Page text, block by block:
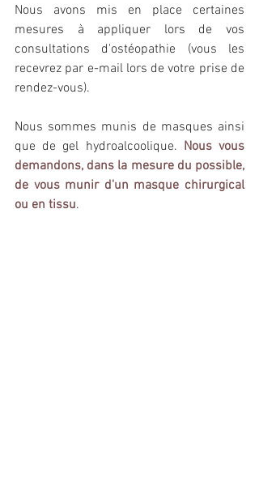
Nous avons mis en place certaines
mesures à appliquer lors de vos
consultations d'ostéopathie (vous les
recevrez par e-mail lors de votre prise de
rendez-vous).
Nous sommes munis de masques ainsi
que de gel hydroalcoolique. Nous vous
demandons, dans la mesure du possible,
de vous munir d'un masque chirurgical
ou en tissu.